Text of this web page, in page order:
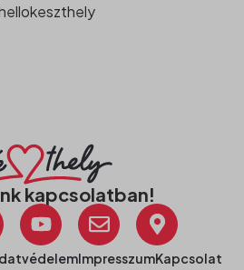
kapcsolatban!
ImpresszumKapcsolat